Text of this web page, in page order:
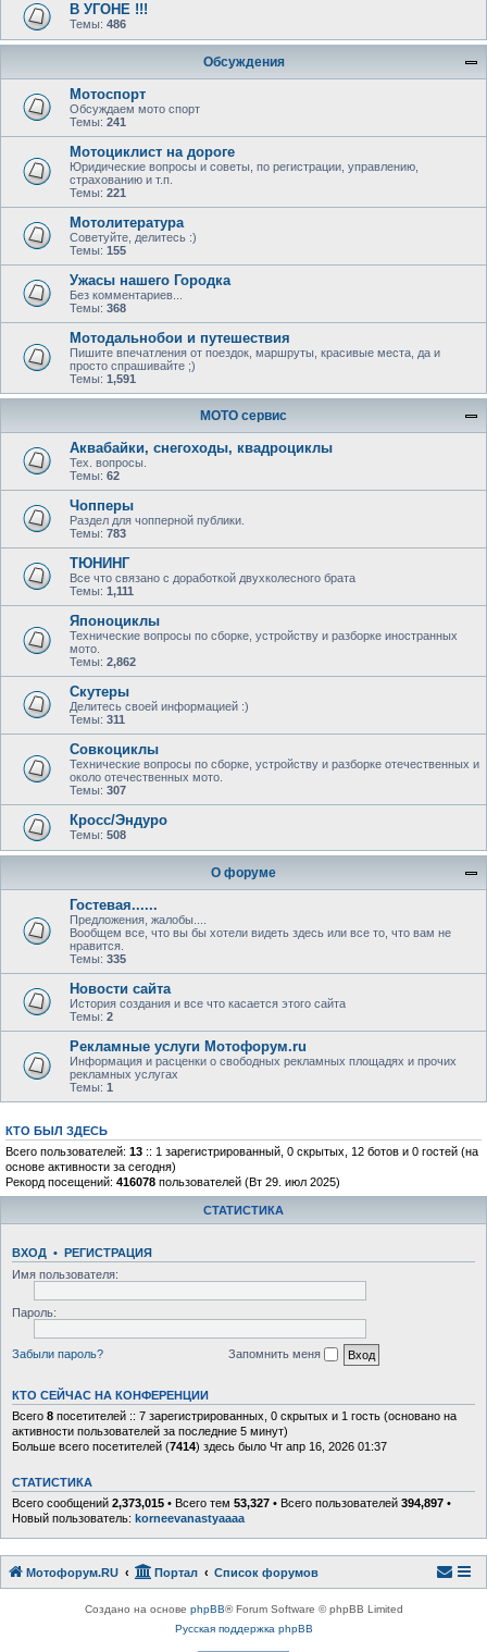
В УГОНЕ !!!
Темы: 486
Обсуждения
Мотоспорт
Обсуждаем мото спорт
Темы: 241
Мотоциклист на дороге
Юридические вопросы и советы, по регистрации, управлению,
страхованию и т.п.
Темы: 221
Мотолитература
Советуйте, делитесь :)
Темы: 155
Ужасы нашего Городка
Без комментариев...
Темы: 368
Мотодальнобои и путешествия
Пишите впечатления от поездок, маршруты, красивые места, да и
просто спрашивайте ;)
Темы: 1,591
МОТО сервис
Аквабайки, снегоходы, квадроциклы
Тех. вопросы.
Темы: 62
Чопперы
Раздел для чопперной публики.
Темы: 783
ТЮНИНГ
Все что связано с доработкой двухколесного брата
Темы: 1,111
Японоциклы
Технические вопросы по сборке, устройству и разборке иностранных
мото.
Темы: 2,862
Скутеры
Делитесь своей информацией :)
Темы: 311
Совкоциклы
Технические вопросы по сборке, устройству и разборке отечественных и
около отечественных мото.
Темы: 307
Кросс/Эндуро
Темы: 508
О форуме
Гостевая......
Предложения, жалобы....
Вообщем все, что вы бы хотели видеть здесь или все то, что вам не
нравится.
Темы: 335
Новости сайта
История создания и все что касается этого сайта
Темы: 2
Рекламные услуги Мотофорум.ru
Информация и расценки о свободных рекламных площадях и прочих
рекламных услугах
Темы: 1
КТО БЫЛ ЗДЕСЬ
Всего пользователей: 13 :: 1 зарегистрированный, 0 скрытых, 12 ботов и 0 гостей (на
основе активности за сегодня)
Рекорд посещений: 416078 пользователей (Вт 29. июл 2025)
СТАТИСТИКА
ВХОД • РЕГИСТРАЦИЯ
Имя пользователя:
Пароль:
Забыли пароль? Запомнить меня
КТО СЕЙЧАС НА КОНФЕРЕНЦИИ
Всего 8 посетителей :: 7 зарегистрированных, 0 скрытых и 1 гость (основано на
активности пользователей за последние 5 минут)
Больше всего посетителей (7414) здесь было Чт апр 16, 2026 01:37
СТАТИСТИКА
Всего сообщений 2,373,015 • Всего тем 53,327 • Всего пользователей 394,897 •
Новый пользователь: korneevanastyaaaa
Мотофорум.RU Портал Список форумов
Создано на основе phpBB® Forum Software © phpBB Limited
Русская поддержка phpBB